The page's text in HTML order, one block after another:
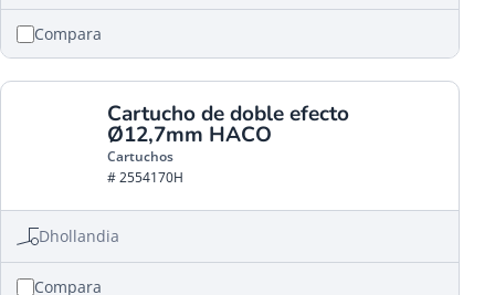
Compara
Cartucho de doble efecto
Ø12,7mm HACO
Cartuchos
# 2554170H
Dhollandia
Compara